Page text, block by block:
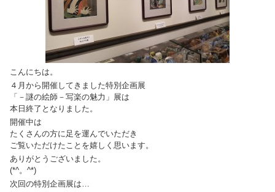
こんにちは。
４月から開催してきました特別企画展
「－謎の絵師－写楽の魅力」展は
本日終了となりました。
開催中は
たくさんの方に足を運んでいただき
ご覧いただけたことを嬉しく思います。
ありがとうございました。
(*^。^*)
次回の特別企画展は…